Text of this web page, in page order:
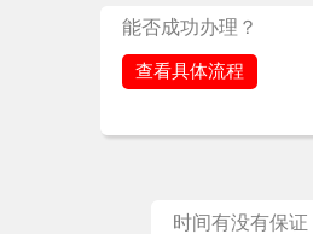
能否成功办理？
查看具体流程
时间有没有保证